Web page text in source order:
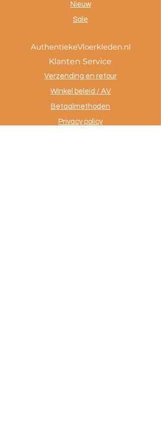
Nieuw
Sale
AuthentiekeVloerkleden.nl
Klanten Service
Verzending en retour
Winkel beleid / AV
Betaalmethoden
Privacy policy